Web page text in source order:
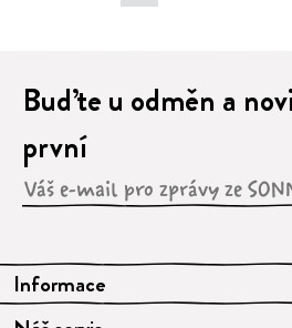
Informace
Buďte u odměn a
první